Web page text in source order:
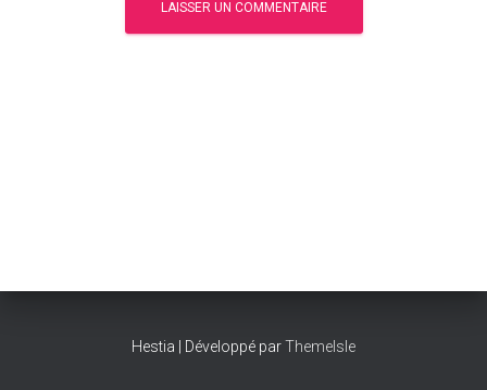
Hestia | Développé parThemeIsle